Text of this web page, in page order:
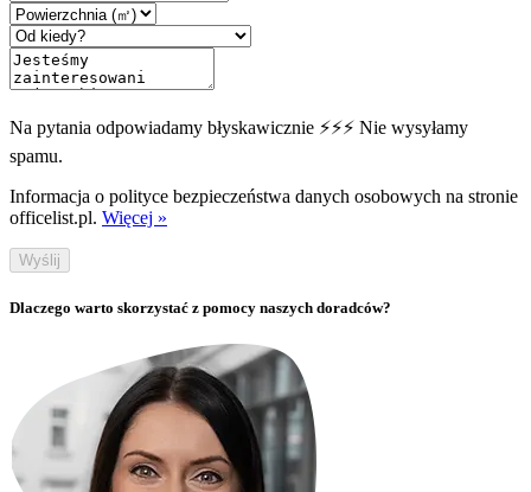
Na pytania odpowiadamy błyskawicznie ⚡⚡⚡ Nie wysyłamy
spamu.
Informacja o polityce bezpieczeństwa danych osobowych na stronie
officelist.pl. Więcej »
Wyślij
Dlaczego warto skorzystać z pomocy naszych doradców?